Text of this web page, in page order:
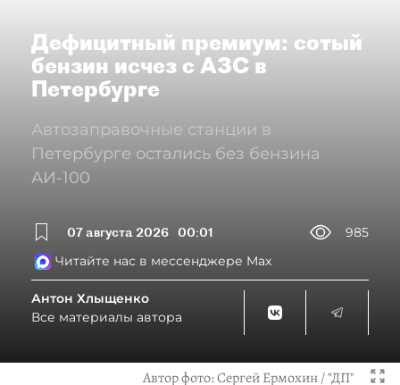
Дефицитный премиум: сотый
бензин исчез с АЗС в
Петербурге
Автозаправочные станции в
Петербурге остались без бензина
АИ-100
07 августа 2026 00:01
985
Читайте нас в мессенджере Max
Антон Хлыщенко
Все материалы автора
Автор фото:Сергей Ермохин / "ДП"